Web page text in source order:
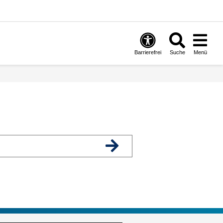
Barrierefrei Suche Menü